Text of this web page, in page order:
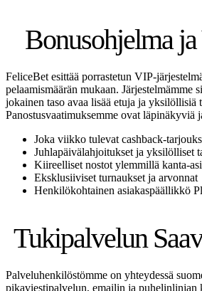
Bonusohjelma
FeliceBet esittää porrastetun VIP-
pelaamismäärän mukaan. Järjestelmämme
jokainen taso avaa lisää etuja ja yksilöllisiä
Panostusvaatimuksemme ovat läpinäkyviä
Joka viikko tulevat cashback-
Juhlapäivälahjoitukset ja yksilölliset
Kiireelliset nostot ylemmillä kanta-
Eksklusiiviset turnaukset ja arvonnat
Henkilökohtainen asiakaspäällikkö
Tukipalvelun
Palveluhenkilöstömme on yhteydessä
pikaviestipalvelun, emailin ja puhelinlinjan